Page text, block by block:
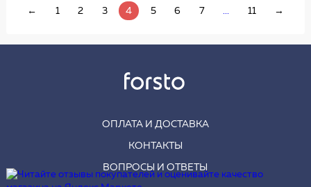
← 1 2 3 4 5 6 7 ... 11 →
ОПЛАТА И ДОСТАВКА
КОНТАКТЫ
ВОПРОСЫ И ОТВЕТЫ